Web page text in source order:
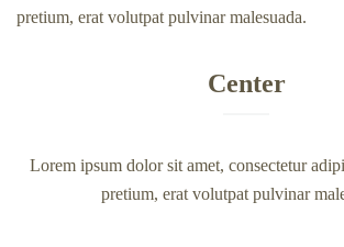
pretium, erat volutpat pulvinar malesuada.
Center
Lorem ipsum dolor sit amet, consectetur
pretium, erat volutpat pulvinar